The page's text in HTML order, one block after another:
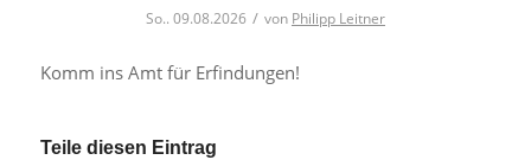
So.. 09.08.2026 / von Philipp Leitner
Komm ins Amt für Erfindungen!
Teile diesen Eintrag